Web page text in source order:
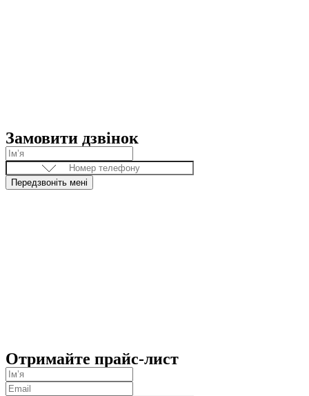
Замовити дзвінок
Передзвоніть мені
Отримайте прайс-лист